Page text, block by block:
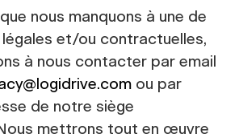
nous manquons à une de
et/ou contractuelles,
à nous contacter par email
ou par
de notre siège
mettrons tout en œuvre